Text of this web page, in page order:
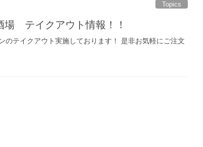
Topics
場 テイクアウト情報！！
のテイクアウト実施しております！ 是非お気軽にご注文